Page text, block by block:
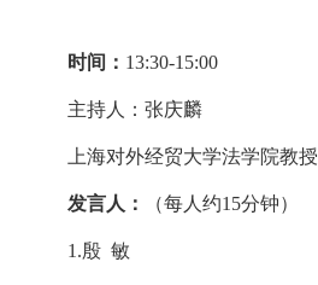
时间： 13:30-1 5:00
主持人：张庆麟
上海对外经贸大学法学院教授
发言人： （每人约15分钟）
1.殷 敏